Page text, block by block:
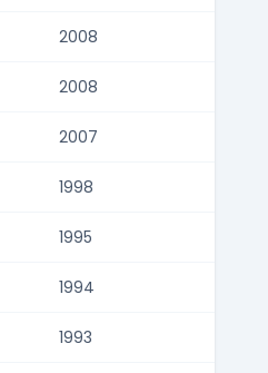
2008
2008
2007
1998
1995
1994
1993